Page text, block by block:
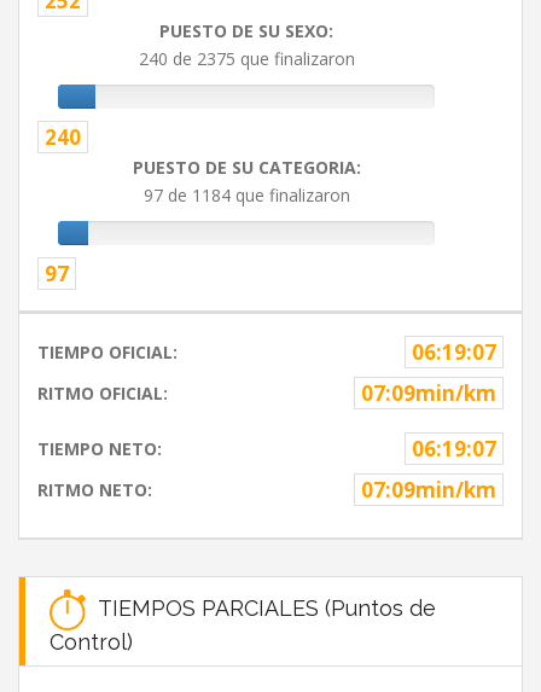
PUESTO DE SU SEXO:
240 de 2375 que finalizaron
240
PUESTO DE SU CATEGORIA:
97 de 1184 que finalizaron
97
TIEMPO OFICIAL: 06:19:07
RITMO OFICIAL: 07:09min/km
TIEMPO NETO: 06:19:07
RITMO NETO: 07:09min/km
TIEMPOS PARCIALES (Puntos de
Control)